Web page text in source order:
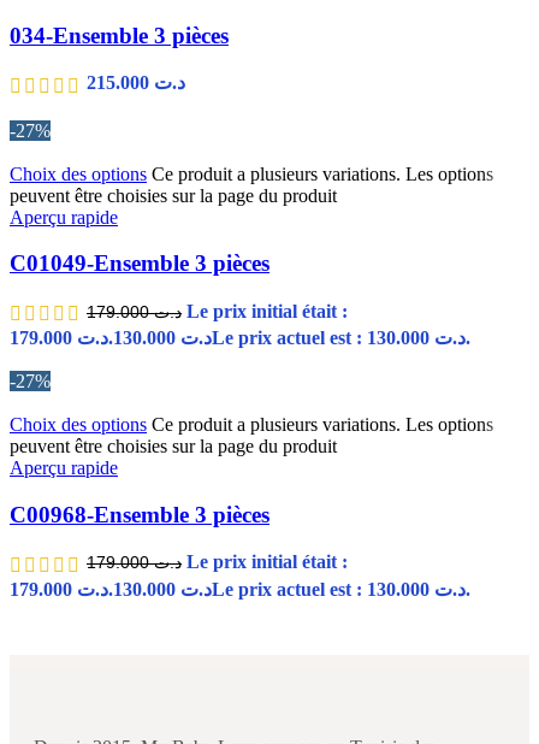
034-Ensemble 3 pièces
د.ت
-27%
Choix des options Ce produit a plusieurs variations. Les options
peuvent être choisies sur la page du produit
Aperçu rapide
C01049-Ensemble 3 pièces
د.ت179.000
Le prix initial était :
د.ت 179.000.
د.ت Le prix actuel est : د.ت 130.000.
-27%
Choix des options Ce produit a plusieurs variations. Les options
peuvent être choisies sur la page du produit
Aperçu rapide
C00968-Ensemble 3 pièces
د.ت179.000
Le prix initial était :
د.ت 179.000.
د.ت Le prix actuel est : د.ت 130.000.